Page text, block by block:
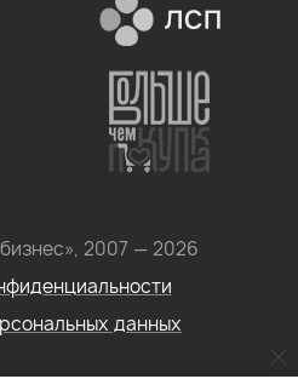
2007 — 2026
данных